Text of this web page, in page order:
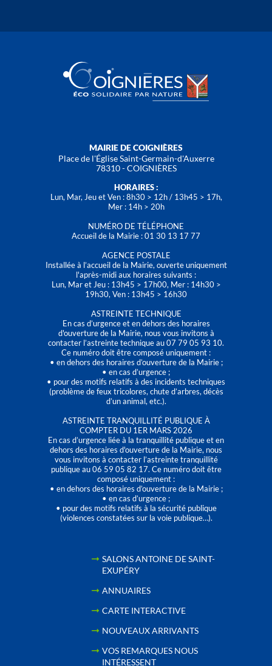
MAIRIE DE COIGNIÈRES
Place de l'Église Saint-Germain-d'Auxerre
78310 - COIGNIÈRES
HORAIRES :
Lun, Mar, Jeu et Ven : 8h30 > 12h / 13h45 > 17h,
Mer : 14h > 20h
NUMÉRO DE TÉLÉPHONE
Accueil de la Mairie : 01 30 13 17 77
AGENCE POSTALE
Installée à l’accueil de la Mairie, ouverte uniquement
l'après-midi aux horaires suivants :
Lun, Mar et Jeu : 13h45 > 17h00, Mer : 14h30 >
19h30, Ven : 13h45 > 16h30
ASTREINTE TECHNIQUE
En cas d’urgence et en dehors des horaires
d'ouverture de la Mairie, nous vous invitons à
contacter l’astreinte technique au 07 79 05 93 10.
Ce numéro doit être composé uniquement :
• en dehors des horaires d’ouverture de la Mairie ;
• en cas d’urgence ;
• pour des motifs relatifs à des incidents techniques
(problème de feux tricolores, chute d’arbres, décès
d’un animal, etc.).
ASTREINTE TRANQUILLITÉ PUBLIQUE À
COMPTER DU 1ER MARS 2026
En cas d’urgence liée à la tranquillité publique et en
dehors des horaires d'ouverture de la Mairie, nous
vous invitons à contacter l’astreinte tranquillité
publique au 06 59 05 82 17. Ce numéro doit être
composé uniquement :
• en dehors des horaires d’ouverture de la Mairie ;
• en cas d’urgence ;
• pour des motifs relatifs à la sécurité publique
(violences constatées sur la voie publique…).
SALONS ANTOINE DE SAINT-
EXUPÉRY
ANNUAIRES
CARTE INTERACTIVE
NOUVEAUX ARRIVANTS
VOS REMARQUES NOUS
INTÉRESSENT